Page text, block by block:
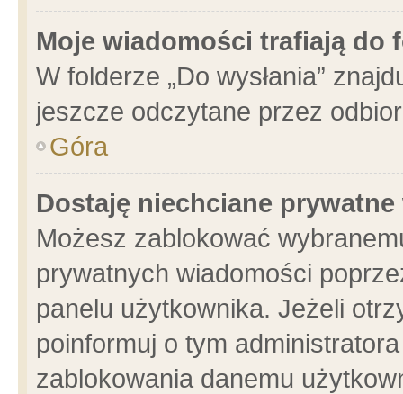
Moje wiadomości trafiają do
W folderze „Do wysłania”
jeszcze odczytane przez
Góra
Dostaję niechciane
Możesz zablokować
prywatnych wiadomości
panelu użytkownika. Jeżeli
poinformuj o tym
zablokowania danemu